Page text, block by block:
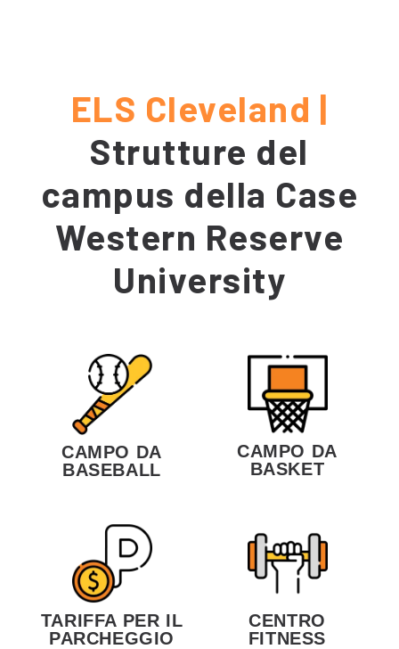
ELS Cleveland |
Strutture del
campus della Case
Western Reserve
University
CAMPO DA
BASEBALL
CAMPO DA
BASKET
TARIFFA PER IL
PARCHEGGIO
CENTRO
FITNESS